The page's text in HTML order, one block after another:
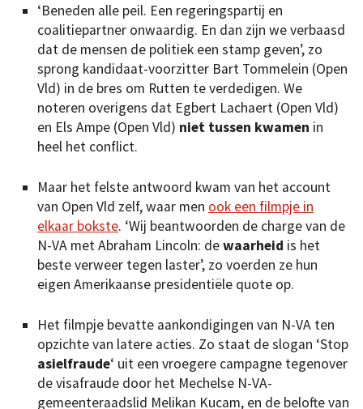
‘Beneden alle peil. Een regeringspartij en
coalitiepartner onwaardig. En dan zijn we verbaasd
dat de mensen de politiek een stamp geven’, zo
sprong kandidaat-voorzitter Bart Tommelein (Open
Vld) in de bres om Rutten te verdedigen. We
noteren overigens dat Egbert Lachaert (Open Vld)
en Els Ampe (Open Vld) niet tussen kwamen in
heel het conflict.
Maar het felste antwoord kwam van het account
van Open Vld zelf, waar men ook een filmpje in
elkaar bokste. ‘Wij beantwoorden de charge van de
N-VA met Abraham Lincoln: dewaarheid is het
beste verweer tegen laster’, zo voerden ze hun
eigen Amerikaanse presidentiële quote op.
Het filmpje bevatte aankondigingen van N-VA ten
opzichte van latere ­acties. Zo staat de slogan ‘Stop
asielfraude‘ uit een vroegere campagne tegenover
de visafraude door het Mechelse N-VA-
gemeenteraadslid Melikan Kucam, en de belofte van